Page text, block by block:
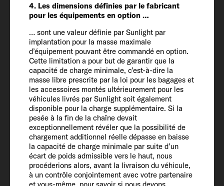
4. Les dimensions définies par le fabricant
pour les équipements en option …
… sont une valeur définie par Sunlight par
implantation pour la masse maximale
d’équipement pouvant être commandé en option.
Cette limitation a pour but de garantir que la
capacité de charge minimale, c’est-à-dire la
masse libre prescrite par la loi pour les bagages et
les accessoires montés ultérieurement pour les
véhicules livrés par Sunlight soit également
disponible pour la charge supplémentaire. Si la
pesée à la fin de la chaîne devait
exceptionnellement révéler que la possibilité de
chargement additionnel réelle dépasse en baisse
la capacité de charge minimale par suite d’un
écart de poids admissible vers le haut, nous
procéderions alors, avant la livraison du véhicule,
à un contrôle conjointement avec votre partenaire
Poids défini par le constructeur pour les
équipements en option* (kg)
198
Masse en charge maximale
techniquement admissible* (kg)
3500
Augmentation du PTAC (option)
3650
Poids tractable 12 % freiné / non freiné
2000 / 750